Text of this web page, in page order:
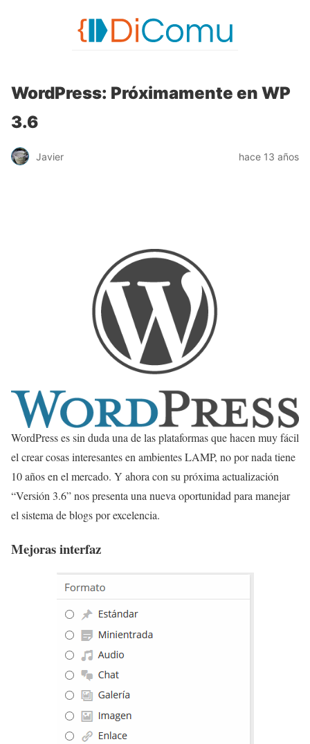
WordPress: Próximamente en WP
3.6
Javier hace 13 años
WordPress es sin duda una de las plataformas que hacen muy fácil
el crear cosas interesantes en ambientes LAMP, no por nada tiene
10 años en el mercado. Y ahora con su próxima actualización
“Versión 3.6” nos presenta una nueva oportunidad para manejar
el sistema de blogs por excelencia.
Mejoras interfaz